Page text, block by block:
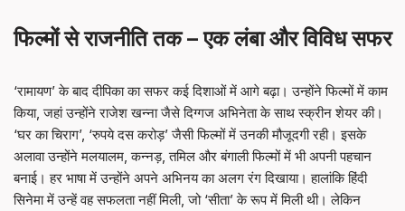
फिल्मों से राजनीति तक – एक लंबा और विविध सफर
‘रामायण’ के बाद दीपिका का सफर कई दिशाओं में आगे बढ़ा। उन्होंने फिल्मों में काम
किया, जहां उन्होंने राजेश खन्ना जैसे दिग्गज अभिनेता के साथ स्क्रीन शेयर की।
‘घर का चिराग’, ‘रुपये दस करोड़’ जैसी फिल्मों में उनकी मौजूदगी रही। इसके
अलावा उन्होंने मलयालम, कन्नड़, तमिल और बंगाली फिल्मों में भी अपनी पहचान
बनाई। हर भाषा में उन्होंने अपने अभिनय का अलग रंग दिखाया। हालांकि हिंदी
सिनेमा में उन्हें वह सफलता नहीं मिली, जो ‘सीता’ के रूप में मिली थी। लेकिन